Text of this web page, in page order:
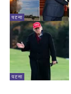
पटना
पटना